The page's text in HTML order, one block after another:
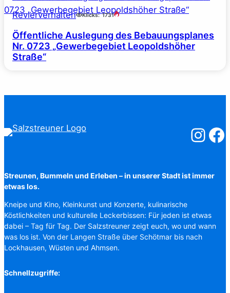
Revierverhalten Klicks: 1731
Öffentliche Auslegung des Bebauungsplanes
Nr. 0723 „Gewerbegebiet Leopoldshöher
Straße“
Streunen, Bummeln und Erleben – in unserer Stadt ist immer
etwas los.
Kneipe und Kino, Kleinkunst und Konzerte, kulinarische
Köstlichkeiten und kulturelle Leckerbissen: Für jeden ist etwas
dabei – Tag für Tag. Der Salzstreuner zeigt euch, wo und wann
was los ist. Von der Langen Straße über Schötmar bis nach
Lockhausen, Wüsten und Ahmsen.
Schnellzugriffe: